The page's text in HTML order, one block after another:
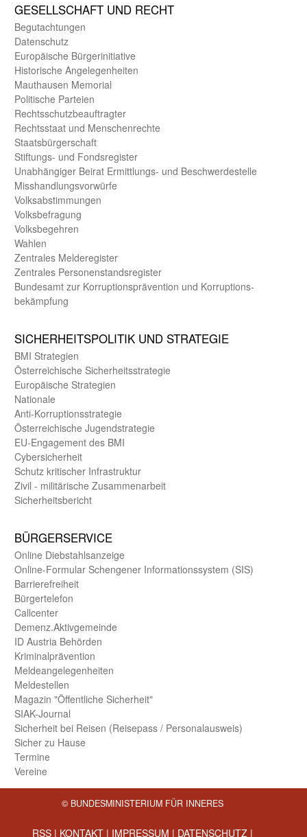
GE­SELL­SCHAFT UND RECHT
Begut­achtungen
Daten­schutz
Europäische Bürger­initiative
Historische Angelegen­heiten
Mauthausen Memorial
Politische Parteien
Rechts­schutz­beauftragter
Rechts­staat und Menschen­rechte
Staats­bürger­schaft
Stiftungs- und Fonds­register
Unab­hängiger Beirat Ermittlungs- und Beschwerde­stelle
Misshandlungs­vorwürfe
Volks­abstimmungen
Volks­befragung
Volks­begehren
Wahlen
Zentrales Melde­register
Zentrales Personen­stands­register
Bundes­amt zur Korrup­tions­prävention und Korrup­tions­
bekämpfung
SICHER­HEITS­POLITIK UND STRATEGIE
BMI Strategien
Öster­reichische Sicherheits­strategie
Europäische Strategien
Nationale
Anti-Korruptions­strategie
Öster­reichische Jugend­strategie
EU-Engagement des BMI
Cybersicherheit
Schutz kritischer Infra­struktur
Zivil - militärische Zusammen­arbeit
Sicherheits­bericht
BÜRGER­SERVICE
Online Diebstahls­anzeige
Online-Formular Schengener Informationssystem (SIS)
Barriere­freiheit
Bürger­telefon
Call­center
Demenz.Aktiv­gemeinde
ID Austria Behörden
Kriminal­prävention
Melde­an­ge­le­gen­heiten
Meld­estellen
Magazin "Öffentliche Sicherheit"
SIAK-Journal
Sicherheit bei Reisen (Reise­pass / Personal­ausweis)
Sicher zu Hause
Termine
Vereine
© BUNDESMINISTERIUM FÜR INNERES
RSS | KONTAKT | IMPRESSUM | DATENSCHUTZ |